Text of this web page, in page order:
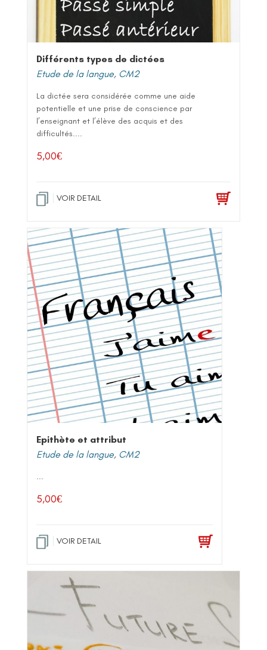
Différents types de dictées
Etude de la langue, CM2
La dictée sera considérée comme une aide
potentielle et une prise de conscience par
l’enseignant et l’élève des acquis et des
difficultés....
5,00€
VOIR DETAIL
Epithète et attribut
Etude de la langue, CM2
...
5,00€
VOIR DETAIL